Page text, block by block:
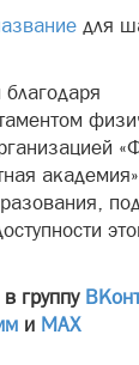
для
в группу
и МАХ